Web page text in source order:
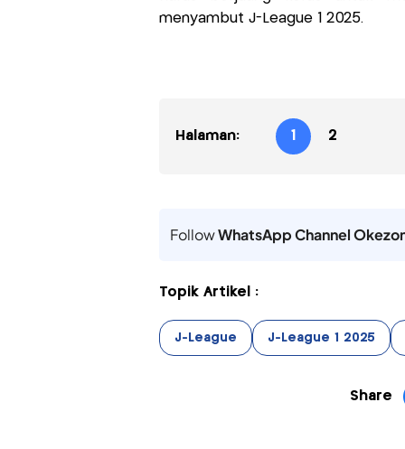
menyambut J-League 1 2025.
Halaman: 1 2
FollowWhatsApp Channel
Topik Artikel :
J-League J-League 1 2025
Share